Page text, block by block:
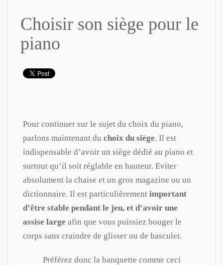
Choisir son siège pour le
piano
Pour continuer sur le sujet du choix du piano,
parlons maintenant du choix du siège. Il est
indispensable d’avoir un siège dédié au piano et
surtout qu’il soit réglable en hauteur. Eviter
absolument la chaise et un gros magazine ou un
dictionnaire. Il est particulièrement important
d’être stable pendant le jeu, et d’avoir une
assise large afin que vous puissiez bouger le
corps sans craindre de glisser ou de basculer.
Préférez donc la banquette comme ceci